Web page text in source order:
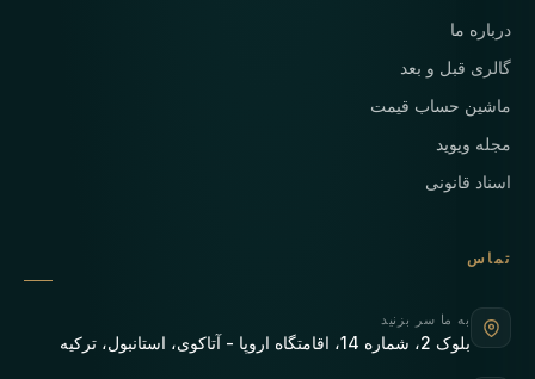
درباره ما
گالری قبل و بعد
ماشین حساب قیمت
مجله ویوید
اسناد قانونی
تماس
به ما سر بزنید
بلوک 2، شماره 14، اقامتگاه اروپا - آتاکوی، استانبول، ترکیه